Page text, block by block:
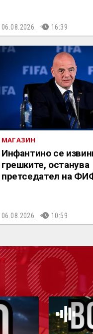
06.08.2026. 16:39
МАГАЗИН
Инфантино се
грешките, останува
претседател на
06.08.2026. 10:59